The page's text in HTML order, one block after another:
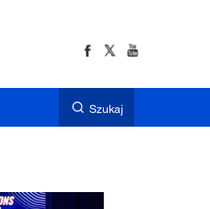
Szukaj